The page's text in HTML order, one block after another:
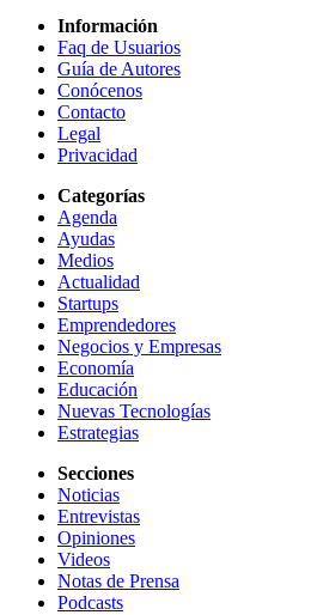
Información
Faq de Usuarios
Guía de Autores
Conócenos
Contacto
Legal
Privacidad
Categorías
Agenda
Ayudas
Medios
Actualidad
Startups
Emprendedores
Negocios y Empresas
Economía
Educación
Nuevas Tecnologías
Estrategias
Secciones
Noticias
Entrevistas
Opiniones
Videos
Notas de Prensa
Podcasts